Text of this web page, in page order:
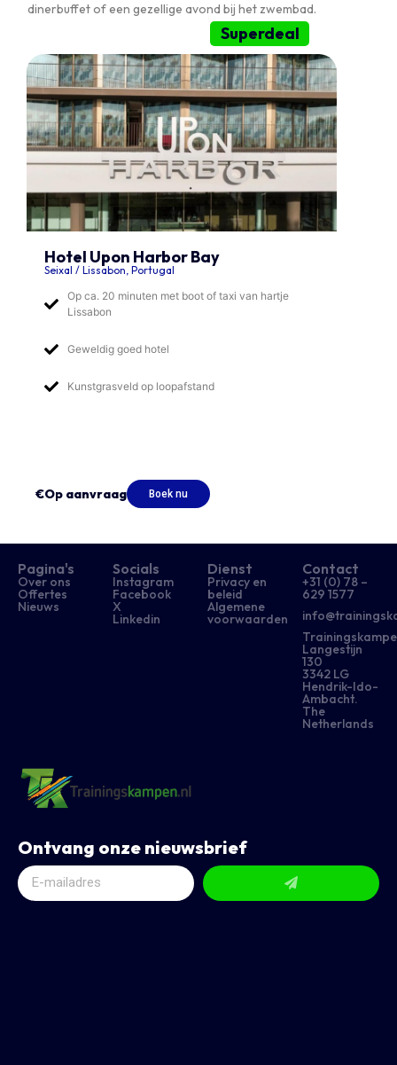
dinerbuffet of een gezellige avond bij het zwembad.
Hotel Upon Harbor Bay
Seixal / Lissabon, Portugal
Superdeal
Op ca. 20 minuten met boot of taxi van hartje
Lissabon
Geweldig goed hotel
Kunstgrasveld op loopafstand
€Op aanvraag Boek nu
Pagina's
Over ons
Offertes
Nieuws
Socials
Instagram
Facebook
X
Linkedin
Dienst
Privacy en
beleid
Algemene
voorwaarden
Contact
+31 (0) 78 –
629 1577​
Langestijn
130
3342 LG
Hendrik-Ido-
Ambacht.
The
Netherlands
Ontvang onze nieuwsbrief